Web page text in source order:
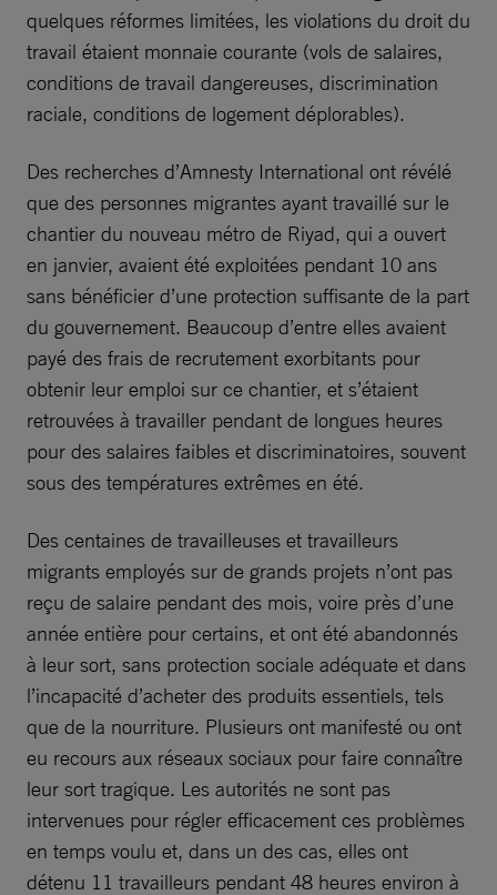
quelques réformes limitées, les violations du droit du
travail étaient monnaie courante (vols de salaires,
conditions de travail dangereuses, discrimination
raciale, conditions de logement déplorables).
Des recherches d’Amnesty International ont révélé
que des personnes migrantes ayant travaillé sur le
chantier du nouveau métro de Riyad, qui a ouvert
en janvier, avaient été exploitées pendant 10 ans
sans bénéficier d’une protection suffisante de la part
du gouvernement. Beaucoup d’entre elles avaient
payé des frais de recrutement exorbitants pour
obtenir leur emploi sur ce chantier, et s’étaient
retrouvées à travailler pendant de longues heures
pour des salaires faibles et discriminatoires, souvent
sous des températures extrêmes en été.
Des centaines de travailleuses et travailleurs
migrants employés sur de grands projets n’ont pas
reçu de salaire pendant des mois, voire près d’une
année entière pour certains, et ont été abandonnés
à leur sort, sans protection sociale adéquate et dans
l’incapacité d’acheter des produits essentiels, tels
que de la nourriture. Plusieurs ont manifesté ou ont
eu recours aux réseaux sociaux pour faire connaître
leur sort tragique. Les autorités ne sont pas
intervenues pour régler efficacement ces problèmes
en temps voulu et, dans un des cas, elles ont
détenu 11 travailleurs pendant 48 heures environ à